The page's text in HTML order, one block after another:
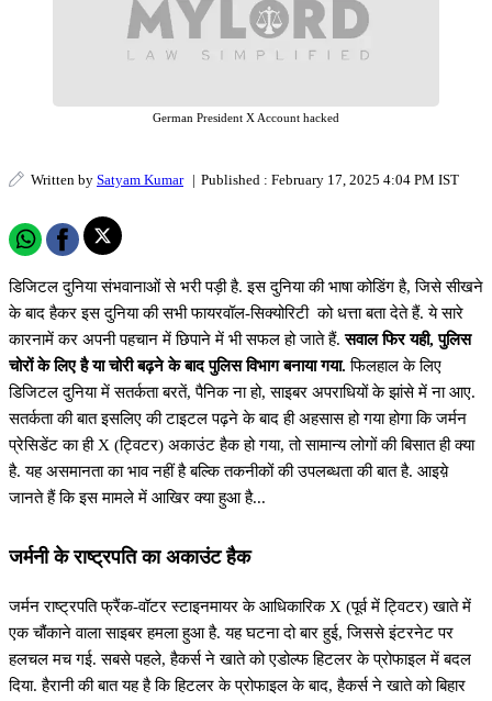
German President X Account hacked
Written by Satyam Kumar | Published : February 17, 2025 4:04 PM IST
डिजिटल दुनिया संभवानाओं से भरी पड़ी है. इस दुनिया की भाषा कोडिंग है, जिसे सीखने
के बाद हैकर इस दुनिया की सभी फायरवॉल-सिक्योरिटी को धत्ता बता देते हैं. ये सारे
कारनामें कर अपनी पहचान में छिपाने में भी सफल हो जाते हैं.सवाल फिर यही, पुलिस
चोरों के लिए है या चोरी बढ़ने के बाद पुलिस विभाग बनाया गया. फिलहाल के लिए
डिजिटल दुनिया में सतर्कता बरतें, पैनिक ना हो, साइबर अपराधियों के झांसे में ना आए.
सतर्कता की बात इसलिए की टाइटल पढ़ने के बाद ही अहसास हो गया होगा कि जर्मन
प्रेसिडेंट का ही X (ट्विटर) अकाउंट हैक हो गया, तो सामान्य लोगों की बिसात ही क्या
है. यह असमानता का भाव नहीं है बल्कि तकनीकों की उपलब्धता की बात है. आइय़े
जानते हैं कि इस मामले में आखिर क्या हुआ है...
जर्मनी के राष्ट्रपति का अकाउंट हैक
जर्मन राष्ट्रपति फ्रैंक-वॉटर स्टाइनमायर के आधिकारिक X (पूर्व में ट्विटर) खाते में
एक चौंकाने वाला साइबर हमला हुआ है. यह घटना दो बार हुई, जिससे इंटरनेट पर
हलचल मच गई. सबसे पहले, हैकर्स ने खाते को एडोल्फ हिटलर के प्रोफाइल में बदल
दिया. हैरानी की बात यह है कि हिटलर के प्रोफाइल के बाद, हैकर्स ने खाते को बिहार